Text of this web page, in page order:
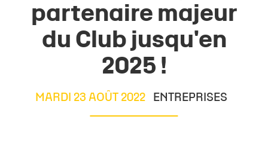
partenaire majeur
du Club jusqu'en
2025 !
MARDI 23 AOÛT 2022 ENTREPRISES